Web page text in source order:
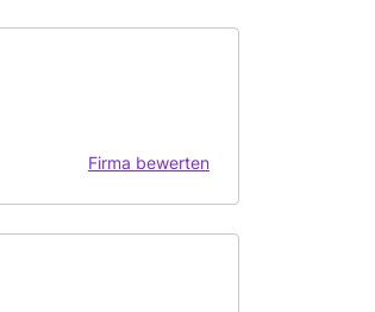
Firma bewerten